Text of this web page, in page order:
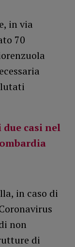
in via
70
casi nel
in caso di
non
di